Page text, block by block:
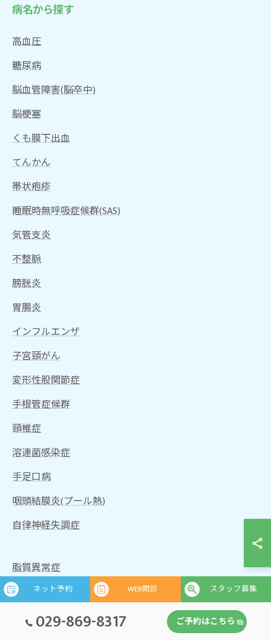
病名から探す
高血圧
糖尿病
脳血管障害(脳卒中)
脳梗塞
くも膜下出血
てんかん
帯状疱疹
睡眠時無呼吸症候群(SAS)
気管支炎
不整脈
膀胱炎
胃腸炎
インフルエンザ
子宮頸がん
変形性股関節症
手根管症候群
頸椎症
溶連菌感染症
手足口病
咽頭結膜炎(プール熱)
自律神経失調症
脂質異常症
認知症
一過性脳虚血発作(TIA)
ネット予約 WEB問診 スタッフ募集
029-869-8317 ご予約はこちら